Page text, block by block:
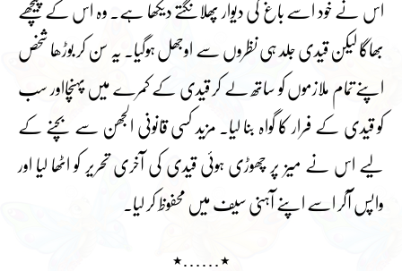
اس نے خود اسے باغ کی دیوار پھلانگتے دیکھا ہے۔ وہ اس کے پیچھے
بھاگا لیکن قیدی جلد ہی نظروں سے اوجھل ہوگیا۔ یہ سن کر بوڑھا شخص
اپنے تمام ملازموں کو ساتھ لے کر قیدی کے کمرے میں پہنچااور سب
کو قیدی کے فرار کا گواہ بنا لیا۔ مزید کسی قانونی الجھن سے بچنے کے
لیے اس نے میز پر چھوڑی ہوئی قیدی کی آخری تحریر کو اٹھا لیا اور
واپس آکر اسے اپنے آہنی سیف میں محفوظ کر لیا۔
٭……٭